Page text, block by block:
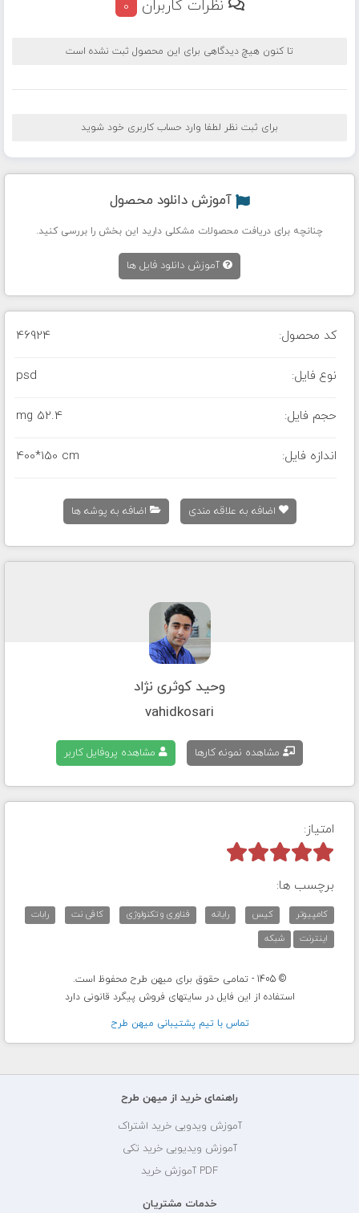
نظرات کاربران 0
تا کنون هیچ دیدگاهی برای این محصول ثبت نشده است
برای ثبت نظر لطفا وارد حساب کاربری خود شوید
آموزش دانلود محصول
چنانچه برای دریافت محصولات مشکلی دارید این بخش را بررسی کنید.
آموزش دانلود فایل ها
کد محصول: 46924
نوع فایل: psd
حجم فایل: 52.4 mg
اندازه فایل: 400*150 cm
اضافه به علاقه مندی اضافه به پوشه ها
وحید کوثری نژاد
vahidkosari
مشاهده نمونه کارها مشاهده پروفایل کاربر
امتیاز:



برچسب ها:
کامپیوتر کیس رایانه فناوری و تکنولوژی کافی نت
رابات
اینترنت
شبکه
© 1405 - تمامی حقوق برای میهن طرح محفوظ است.
استفاده از این فایل در سایتهای فروش پیگرد قانونی دارد
تماس با تيم پشتيبانی ميهن طرح
راهنمای خرید از میهن طرح
آموزش ویدویی خرید اشتراک
آموزش ویدیویی خرید تکی
PDF آموزش خرید
خدمات مشتریان